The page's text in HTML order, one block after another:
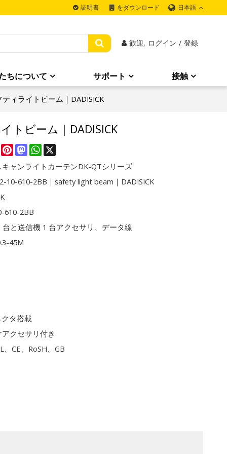
証明書 をダウンロード 日本語
歓迎, ログイン / 登録
ちについて サポート 接触
ィライトビーム｜DADISICK
トビーム｜DADISICK
Facebook
PinterestMastodonWhatsApp
キャンライトカーテンDK-QTシリーズ
10-610-2BB｜safety light beam｜DADISICK
610-2BB
台と送信機 1 台アクセサリ、データ線
45M
タ搭載
クセサリ付き
、CE、RoSH、GB